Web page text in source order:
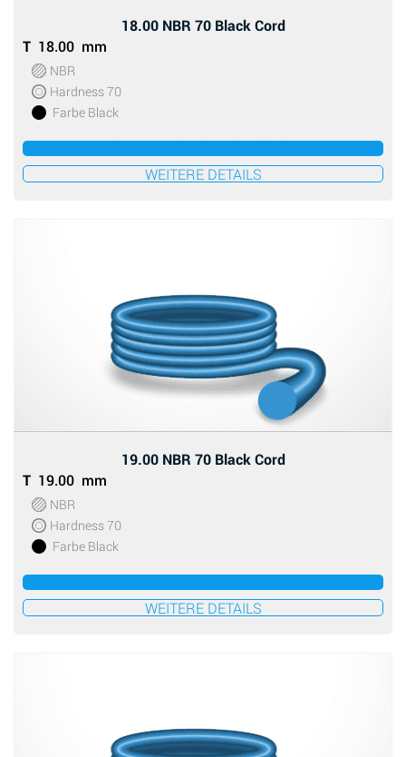
18.00 NBR 70 Black Cord
T 18.00 mm
Farbe Black
Hardness 70
NBR
WEITERE DETAILS
19.00 NBR 70 Black Cord
T 19.00 mm
Farbe Black
Hardness 70
NBR
WEITERE DETAILS